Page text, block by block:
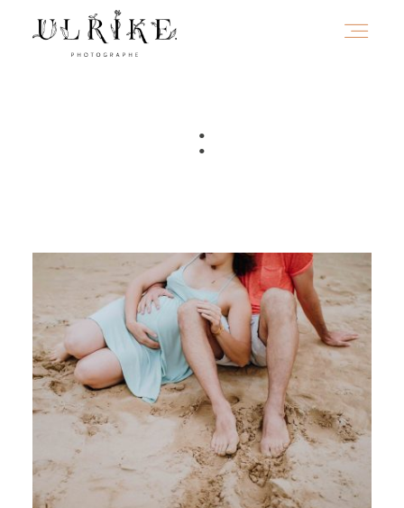
:
PORTFOLIO
INFOS
JOURNAL
CONTACT